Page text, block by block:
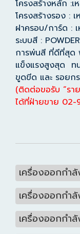
โครงสร้างหลัก :
โครงสร้างรอง :
ฝาครอบ/การ์ด :
ระบบสี :
การพ่นสี ที่ดีที่สุด
แข็งแรงสูงสุด ท
ขูดขีด และ รอยก
(ติดต่อขอรับ “รา
ได้ที่ฝ่ายขาย 02-
เครื่องออกกำ
เครื่องออกกำ
เครื่องออกกำลั